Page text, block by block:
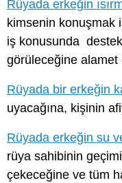
Rüyada erkeğin
kimsenin konuşmak
iş konusunda
görüleceğine alamet
Rüyada bir erkeğin
uyacağına, kişinin
Rüyada erkeğin su
rüya sahibinin
çekeceğine ve tüm